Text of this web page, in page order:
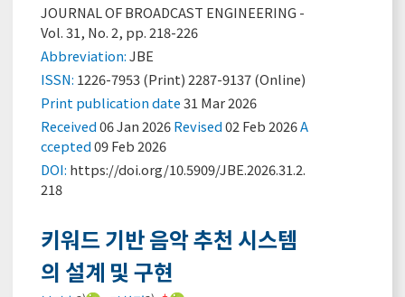
JOURNAL OF BROADCAST ENGINEERING -
Vol. 31, No. 2, pp. 218-226
Abbreviation:JBE
ISSN: 1226-7953 (Print) 2287-9137 (Online)
Print publication date31 Mar 2026
Received06 Jan 2026Revised02 Feb 2026A
ccepted09 Feb 2026
DOI: https://doi.org/10.5909/JBE.2026.31.2.
218
키워드 기반 음악 추천 시스템
의 설계 및 구현